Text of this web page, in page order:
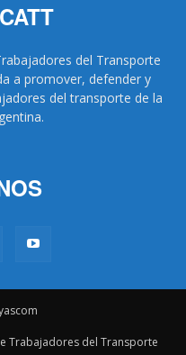
del Transporte
a promover, defender y
del transporte de la
Trabajadores del Transporte